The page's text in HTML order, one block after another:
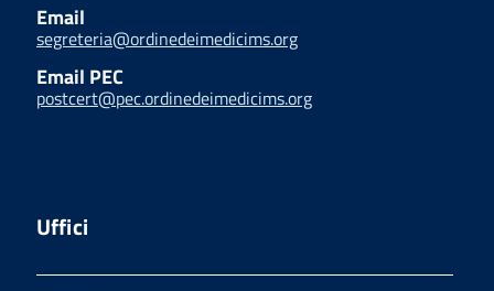
Email
segreteria@ordinedeimedicims.org
Email PEC
postcert@pec.ordinedeimedicims.org
Uffici